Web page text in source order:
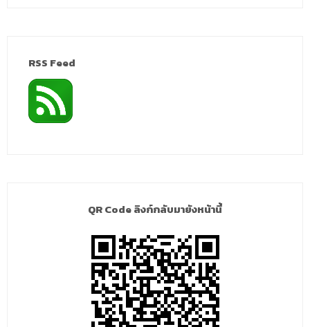
RSS Feed
QR Code ลิงก์กลับมายังหน้านี้